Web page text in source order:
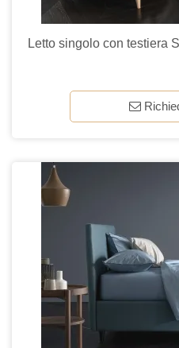
Letto singolo con testiera